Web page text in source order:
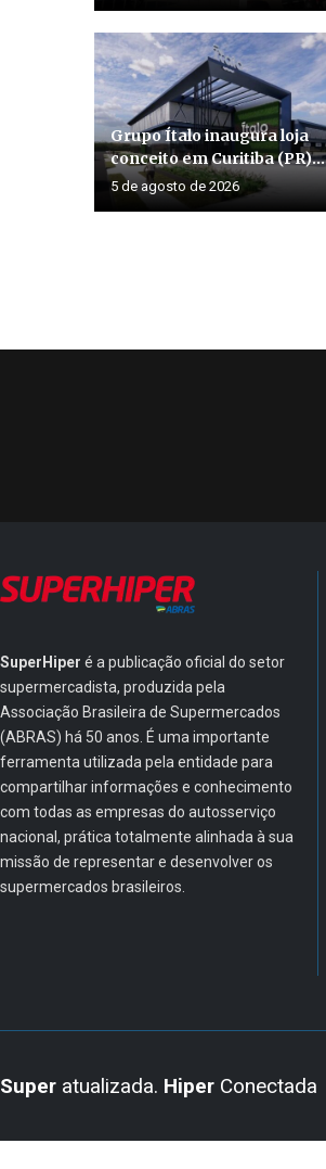
Grupo Ítalo inaugura loja
conceito em Curitiba (PR)...
5 de agosto de 2026
SuperHiper é a publicação oficial do setor
supermercadista, produzida pela
Associação Brasileira de Supermercados
(ABRAS) há 50 anos. É uma importante
ferramenta utilizada pela entidade para
compartilhar informações e conhecimento
com todas as empresas do autosserviço
nacional, prática totalmente alinhada à sua
missão de representar e desenvolver os
supermercados brasileiros.
Super atualizada. Hiper Conectada